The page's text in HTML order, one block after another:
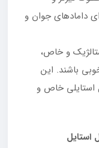
دامادهای جوان و
و خاص،
باشند. این
استایلی خاص و
استایل